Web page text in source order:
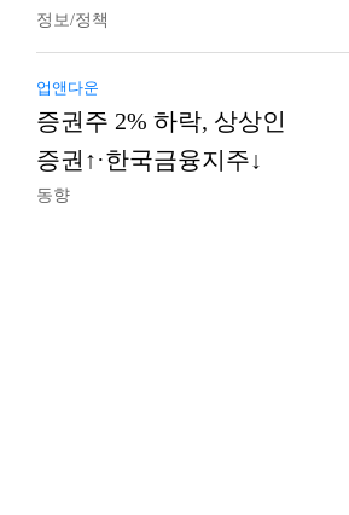
정보/정책
업앤다운
증권주 2% 하락, 상상인
증권↑·한국금융지주↓
동향